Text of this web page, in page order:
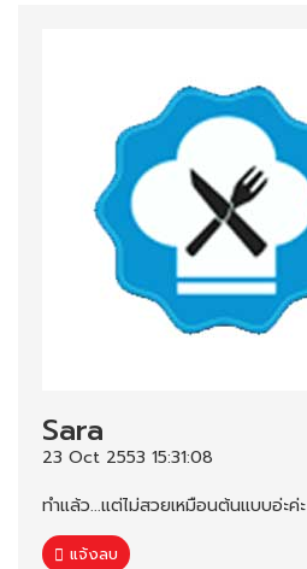
Sara
23 Oct 2553 15:31:08
ทำแล้ว...แต่ไม่สวยเหมือนต้นแบบอ่ะค่ะ
แจ้งลบ